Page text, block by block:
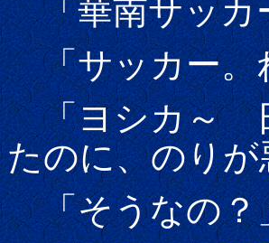
「華南サッカ
「サッカー。
「ヨシカ～ 日
たのに、のりが
「そうなの？